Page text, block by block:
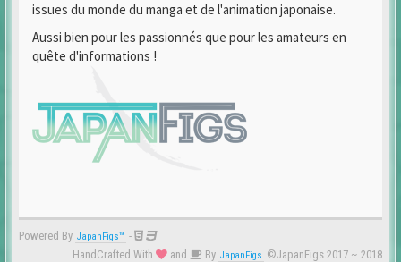
issues du monde du manga et de l'animation japonaise.
Aussi bien pour les passionnés que pour les amateurs en
quête d'informations !
Powered By JapanFigs™ -
HandCrafted With
and By JapanFigs ©JapanFigs 2017 ~ 2018